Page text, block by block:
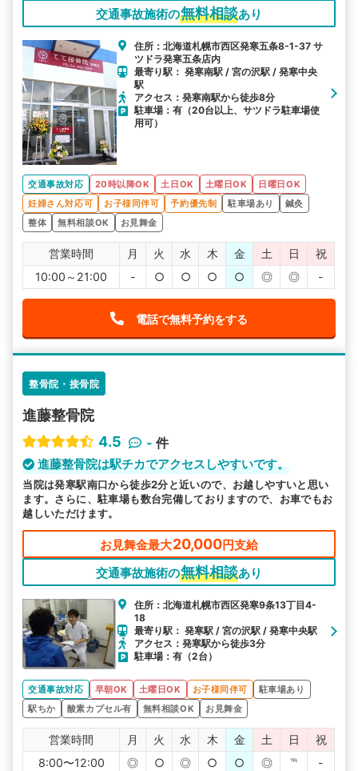
交通事故施術の無料相談あり
住所：北海道札幌市西区発寒五条8-1-37 サ
ツドラ発寒五条店内
最寄り駅： 発寒南駅 / 宮の沢駅 / 発寒中央
駅
アクセス：発寒南駅から徒歩8分
駐車場：有（20台以上、サツドラ駐車場使
用可）
交通事故対応 20時以降OK 土日OK 土曜日OK
日曜日OK
妊婦さん対応可
お子様同伴可 予約優先制 駐車場あり
鍼灸
整体
無料相談OK お見舞金
営業時間 月 火 水 木 金 土 日
祝
10:00～21:00
- ○ ○ ○ ○ ◎ ◎ -
電話で無料予約をする
整骨院・接骨院
進藤整骨院
4.5
- 件
進藤整骨院は駅チカでアクセスしやすいです。
当院は発寒駅南口から徒歩2分と近いので、お越しやすいと思い
ます。さらに、駐車場も数台完備しておりますので、お車でもお
越しいただけます。
お見舞金最大20,000円支給
交通事故施術の無料相談あり
住所：北海道札幌市西区発寒9条13丁目4-
18
最寄り駅： 発寒駅 / 宮の沢駅 / 発寒中央駅
アクセス：発寒駅から徒歩3分
駐車場：有（2台）
交通事故対応 早朝OK 土曜日OK お子様同伴可
駐車場あり
駅ちか
酸素カプセル有 無料相談OK お見舞金
営業時間 月 火 水 木 金 土 日
祝
8:00〜12:00
◎ ○ ◎ ○ ○ ◎ ℡
-